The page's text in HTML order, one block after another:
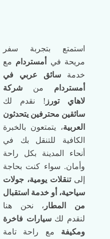
استمتع بتجربة سفر
مريحة في
أمستردام مع
خدمة سائق عربي في
أمستردام من شركة
لاهاي تورز ! نقدم لك
سائقين محترفين يتحدثون
العربية، يتمتعون بالخبرة
الكافية للتنقل بك في
أنحاء المدينة بكل راحة
وأمان. سواء كنت بحاجة
إلىتنقلات يومية، جولات
سياحية، أو خدمة استقبال
من المطار ، نحن هنا
لنقدم لكسيارات فاخرة
ومكيفة مع راحة تامة